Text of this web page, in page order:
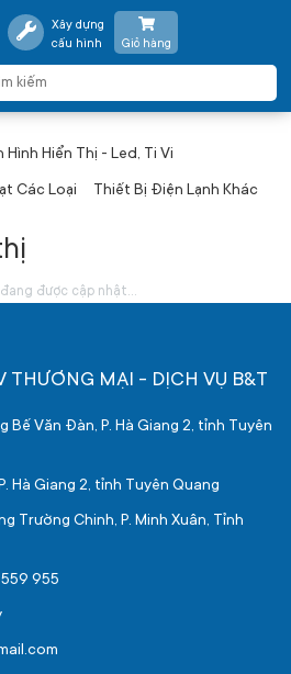
Xây dựng
cấu hình
Giỏ hàng
Hình Hiển Thị - Led, Ti Vi
Các Loại Thiết Bị Điện Lạnh Khác
được cập nhật...
THƯƠNG MẠI - DỊCH VỤ B&T
Bế Văn Đàn, P. Hà Giang 2, tỉnh Tuyên
Hà Giang 2, tỉnh Tuyên Quang
Trường Chinh, P. Minh Xuân, Tỉnh
955